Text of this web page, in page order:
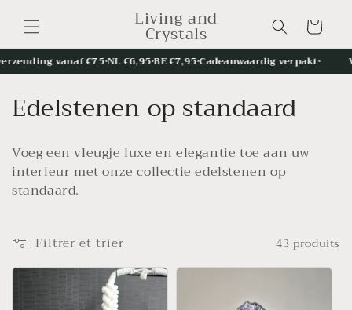
passer
au
contenu
Living and
Crystals Panier
vanaf €75•NL €6,95•BE €7,95•Cadeauwaardig verpakt•
C
o
l
l
e
c
Edelstenen op standaard
Voeg een vleugje luxe en elegantie toe aan uw
interieur met onze collectie edelstenen op
standaard.
Filtrer et trier 43 produits